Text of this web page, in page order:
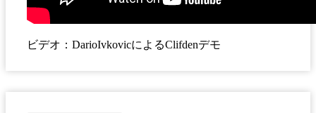
ビデオ：DarioIvkovicによるClifdenデモ